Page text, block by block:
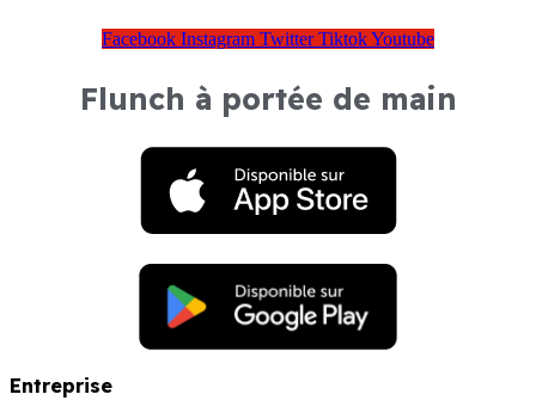
Facebook Instagram Twitter TiktokYoutube
Flunch à portée de main
Entreprise